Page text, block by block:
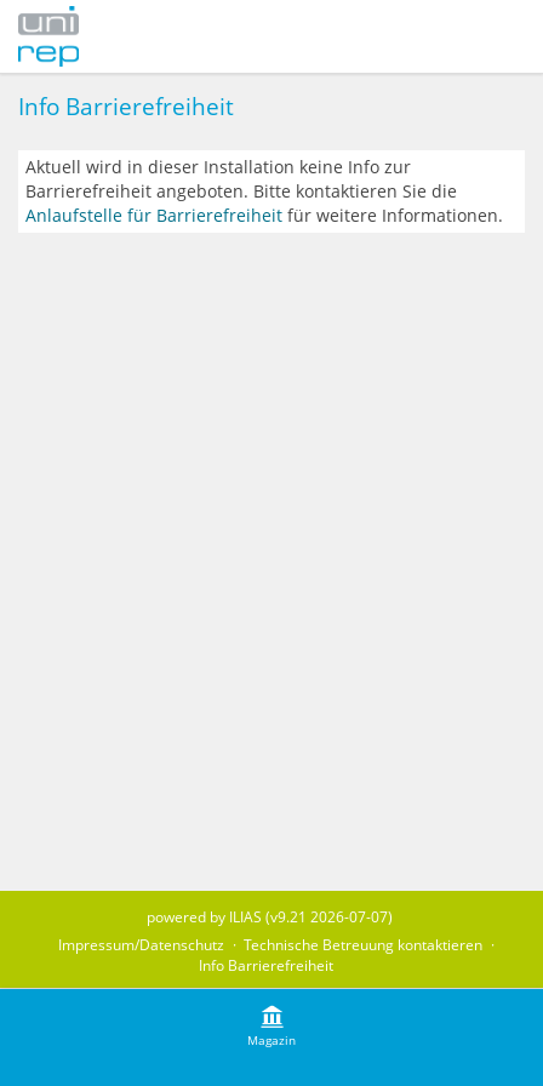
Magazin
Info Barrierefreiheit
Aktuell wird in dieser Installation keine Info zur
Barrierefreiheit angeboten. Bitte kontaktieren Sie die
Anlaufstelle für Barrierefreiheit für weitere Informationen.
powered by ILIAS (v9.21 2026-07-07)
Impressum/Datenschutz
Technische Betreuung kontaktieren
Info Barrierefreiheit